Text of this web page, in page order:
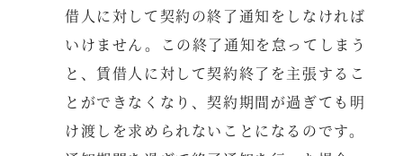
借人に対して契約の終了通知をしなければ
いけません。この終了通知を怠ってしまう
と、賃借人に対して契約終了を主張するこ
とができなくなり、契約期間が過ぎても明
け渡しを求められないことになるのです。